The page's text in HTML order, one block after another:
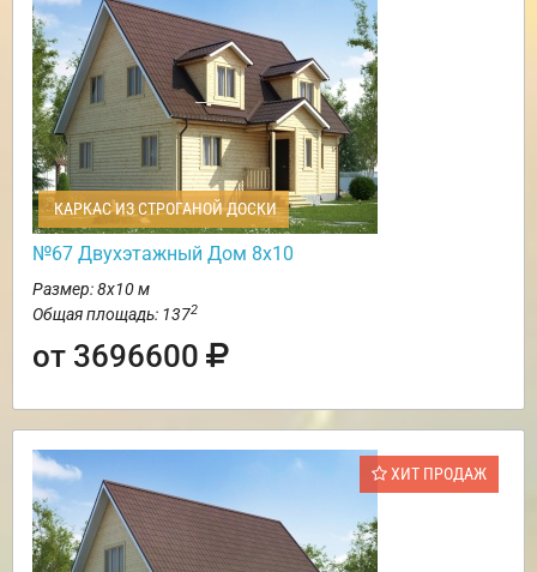
КАРКАС ИЗ СТРОГАНОЙ ДОСКИ
№67 Двухэтажный Дом 8х10
Размер: 8х10 м
Общая площадь: 1372
от 3696600
ХИТ ПРОДАЖ